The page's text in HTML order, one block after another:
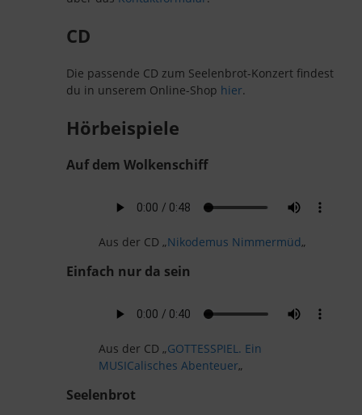
CD
Die passende CD zum Seelenbrot-Konzert findest
du in unserem Online-Shop hier.
Hörbeispiele
Auf dem Wolkenschiff
Aus der CD „Nikodemus Nimmermüd„
Einfach nur da sein
Aus der CD „GOTTESSPIEL. Ein
MUSICalisches Abenteuer„
Seelenbrot